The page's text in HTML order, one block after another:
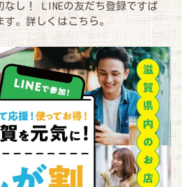
なし！ LINEの友だち登録ですば
す。詳しくはこちら。